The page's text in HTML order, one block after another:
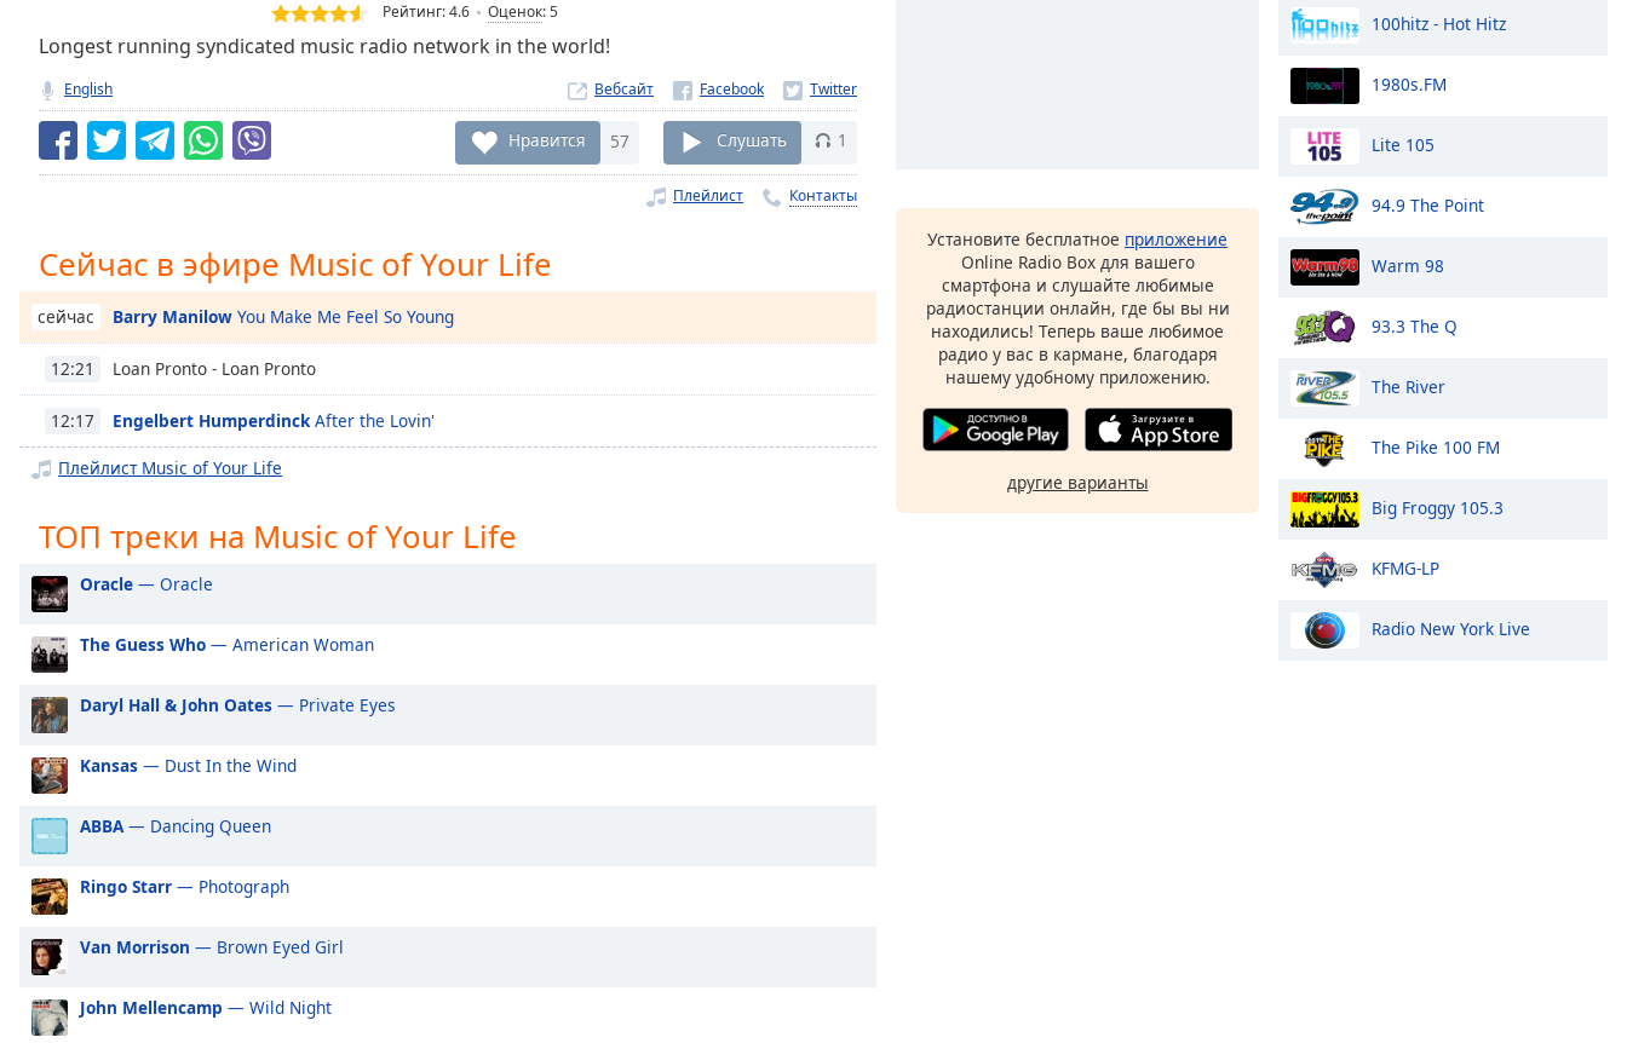
TypeLIVE
live,
currently
behind
LIVE
Remaining
Playback
Rate
Chapters
Chapters
Descriptions
off,
Subtitles
subtitles
opens
subtitles
settings
dialog
subtitles
off
Audio
Track
in-
Picture
Рейтинг:4.6 Оценок:5
Longest running syndicated music radio network in the world!
English Вебсайт
Нравится 57 Слушать 1
Плейлист Контакты
Сейчас в эфире Music of Your Life
сейчас Barry Manilow You Make Me Feel So Young
12:21 Loan Pronto - Loan Pronto
12:17 Engelbert Humperdinck After the Lovin'
Плейлист Music of Your Life
ТОП треки на Music of Your Life
Oracle — Oracle
The Guess Who — American Woman
Daryl Hall & John Oates — Private Eyes
Kansas — Dust In the Wind
ABBA— Dancing Queen
Ringo Starr — Photograph
Van Morrison — Brown Eyed Girl
John Mellencamp — Wild Night
Установите бесплатное приложение
Online Radio Box для вашего
смартфона и слушайте любимые
радиостанции онлайн, где бы вы ни
находились! Теперь ваше любимое
радио у вас в кармане, благодаря
нашему удобному приложению.
другие варианты
100hitz - Hot Hitz
1980s.FM
Lite 105
94.9 The Point
Warm 98
93.3 The Q
The River
The Pike 100 FM
Big Froggy 105.3
KFMG-LP
Radio New York Live